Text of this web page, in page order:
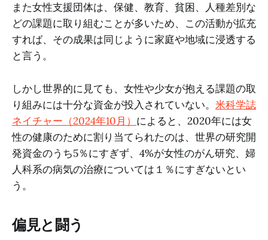
また女性支援団体は、保健、教育、貧困、人種差別な
どの課題に取り組むことが多いため、この活動が拡充
すれば、その成果は同じように家庭や地域に浸透する
と言う。
しかし世界的に見ても、女性や少女が抱える課題の取
り組みには十分な資金が投入されていない。 米科学誌
ネイチャー（2024年10月） によると、2020年には女
性の健康のために割り当てられたのは、世界の研究開
発資金のうち5％にすぎず、4%が女性のがん研究、婦
人科系の病気の治療については１％にすぎないとい
う。
偏見と闘う